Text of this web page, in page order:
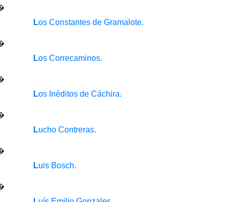
Los Constantes de Gramalote.
Los Correcaminos.
Los Inéditos de Cáchira.
Lucho Contreras.
Luis Bosch.